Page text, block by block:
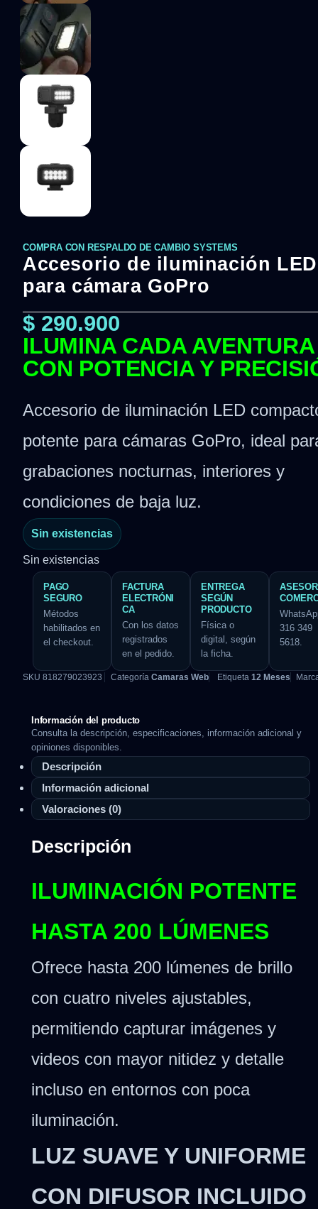
COMPRA CON RESPALDO DE CAMBIO SYSTEMS
Accesorio de iluminación LED
para cámara GoPro
$ 290.900
ILUMINA CADA AVENTURA
CON POTENCIA Y
Accesorio de iluminación LED
potente para cámaras GoPro, ideal
grabaciones nocturnas, interiores y
condiciones de baja luz.
Sin existencias
Sin existencias
PAGO
SEGURO
Métodos
habilitados en
el checkout.
FACTURA
ELECTRÓNI
CA
Con los datos
registrados
en el pedido.
ENTREGA
SEGÚN
PRODUCTO
Física o
digital, según
la ficha.
316 349
5618.
SKU 818279023923 Categoría Camaras Web Etiqueta 12 Meses
Información del producto
Consulta la descripción, especificaciones, información adicional y
opiniones disponibles.
Descripción
Información adicional
Valoraciones (0)
Descripción
ILUMINACIÓN POTENTE
HASTA 200 LÚMENES
Ofrece hasta 200 lúmenes de brillo
con cuatro niveles ajustables,
permitiendo capturar imágenes y
videos con mayor nitidez y detalle
incluso en entornos con poca
iluminación.
LUZ SUAVE Y UNIFORME
CON DIFUSOR INCLUIDO